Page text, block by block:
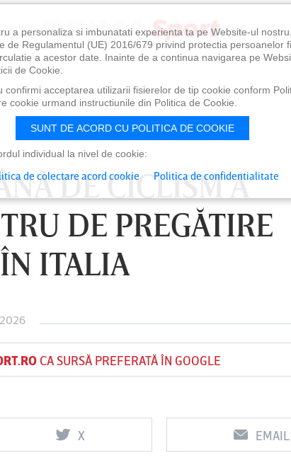
DE CICLISM A
DE PREGĂTIRE
ITALIA
2026
CA SURSĂ PREFERATĂ ÎN GOOGLE
X EMAIL
FCSB UTA Arad
Vs
Rapid
a personaliza si imbunatati experienta ta pe Website-ul
de Regulamentul (UE) 2016/679 privind protectia persoanelor
a acestor date. Inainte de a continua navigarea pe
de Cookie.
acceptarea utilizarii fisierelor de tip cookie conform
cookie urmand instructiunile din Politica de Cookie.
SUNT DE ACORD CU POLITICA DE COOKIE
individual la nivel de cookie:
de colectare acord cookie Politica de confidentialitate